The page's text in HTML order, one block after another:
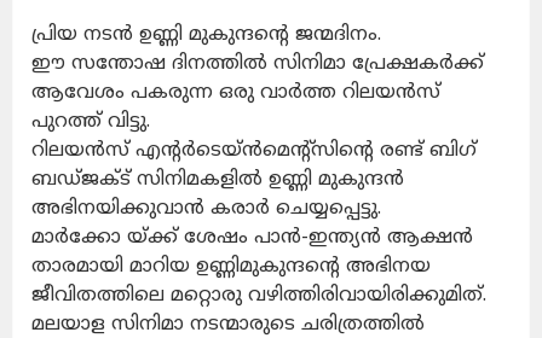
പ്രിയ നടൻ ഉണ്ണി മുകുന്ദന്റെ ജന്മദിനം.
ഈ സന്തോഷ ദിനത്തിൽ സിനിമാ പ്രേക്ഷകർക്ക്
ആവേശം പകരുന്ന ഒരു വാർത്ത റിലയൻസ്
പുറത്ത് വിട്ടു.
റിലയൻസ് എന്റർടെയ്ൻമെന്റ്സിന്റെ രണ്ട് ബിഗ്
ബഡ്ജക്ട് സിനിമകളിൽ ഉണ്ണി മുകുന്ദൻ
അഭിനയിക്കുവാൻ കരാർ ചെയ്യപ്പെട്ടു.
മാർക്കോ യ്ക്ക് ശേഷം പാൻ-ഇന്ത്യൻ ആക്ഷൻ
താരമായി മാറിയ ഉണ്ണിമുകുന്ദന്റെ അഭിനയ
ജീവിതത്തിലെ മറ്റൊരു വഴിത്തിരിവായിരിക്കുമിത്.
മലയാള സിനിമാ നടന്മാരുടെ ചരിത്രത്തിൽ